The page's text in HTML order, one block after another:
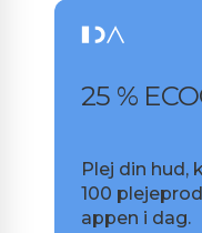
25 %
Plej din hud,
100
appen i dag.